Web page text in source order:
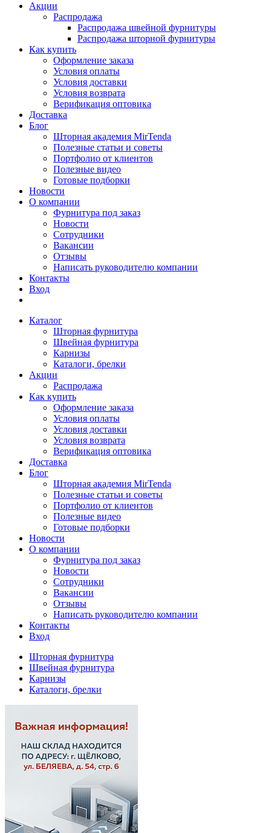
Акции
Распродажа
Распродажа швейной фурнитуры
Распродажа шторной фурнитуры
Как купить
Оформление заказа
Условия оплаты
Условия доставки
Условия возврата
Верификация оптовика
Доставка
Блог
Шторная академия MirTenda
Полезные статьи и советы
Портфолио от клиентов
Полезные видео
Готовые подборки
Новости
О компании
Фурнитура под заказ
Новости
Сотрудники
Вакансии
Отзывы
Написать руководителю компании
Контакты
Вход
Каталог
Шторная фурнитура
Швейная фурнитура
Карнизы
Каталоги, брелки
Акции
Распродажа
Как купить
Оформление заказа
Условия оплаты
Условия доставки
Условия возврата
Верификация оптовика
Доставка
Блог
Шторная академия MirTenda
Полезные статьи и советы
Портфолио от клиентов
Полезные видео
Готовые подборки
Новости
О компании
Фурнитура под заказ
Новости
Сотрудники
Вакансии
Отзывы
Написать руководителю компании
Контакты
Вход
Шторная фурнитура
Швейная фурнитура
Карнизы
Каталоги, брелки